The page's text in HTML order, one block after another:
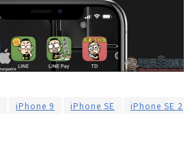
iPhone 9 iPhone SE iPhone SE 2